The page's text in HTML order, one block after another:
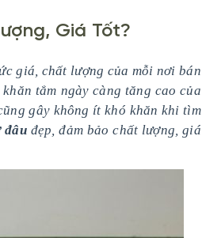
Giá Tốt?
giá, chất lượng của mỗi nơi bán
tắm ngày càng tăng cao của
gây không ít khó khăn khi tìm
đâuđẹp, đảm bảo chất lượng, giá